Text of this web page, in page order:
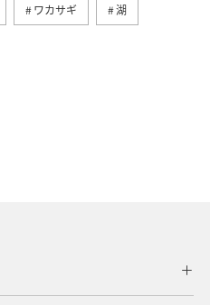
ワカサギ 湖